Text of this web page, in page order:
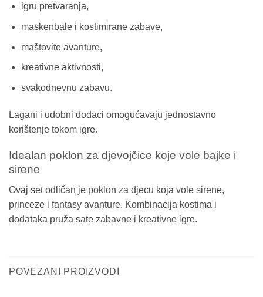
igru pretvaranja,
maskenbale i kostimirane zabave,
maštovite avanture,
kreativne aktivnosti,
svakodnevnu zabavu.
Lagani i udobni dodaci omogućavaju jednostavno
korištenje tokom igre.
Idealan poklon za djevojčice koje vole bajke i
sirene
Ovaj set odličan je poklon za djecu koja vole sirene,
princeze i fantasy avanture. Kombinacija kostima i
dodataka pruža sate zabavne i kreativne igre.
POVEZANI PROIZVODI